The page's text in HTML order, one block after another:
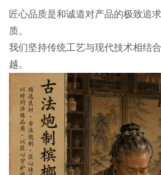
匠心品质是和诚道对产品的极致追
质。
我们坚持传统工艺与现代技术相结
越。